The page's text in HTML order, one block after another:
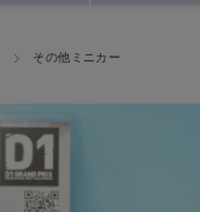
その他ミニカー